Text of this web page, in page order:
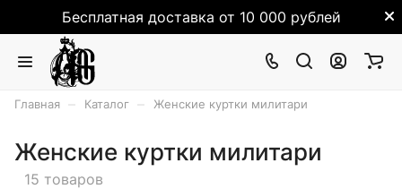
Бесплатная доставка от 10 000 рублей
Главная Каталог Женские куртки милитари
Женские куртки милитари
15 товаров